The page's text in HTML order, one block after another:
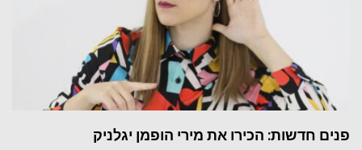
פנים חדשות: הכירו את מירי הופמן יגלניק